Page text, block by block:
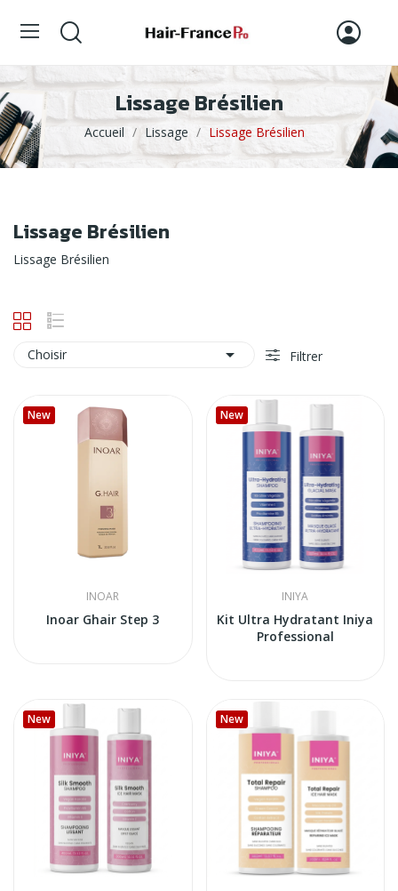
Lissage Brésilien
Accueil Lissage Lissage Brésilien
Lissage Brésilien
Lissage Brésilien
Choisir  Filtrer
New
INOAR
Inoar Ghair Step 3
New
INIYA
Kit Ultra Hydratant Iniya
Professional
New New